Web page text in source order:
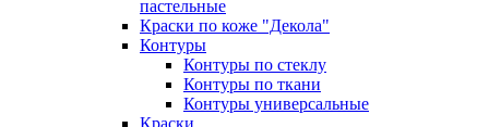
пастельные
Краски по коже "Декола"
Контуры
Контуры по стеклу
Контуры по ткани
Контуры универсальные
Краски